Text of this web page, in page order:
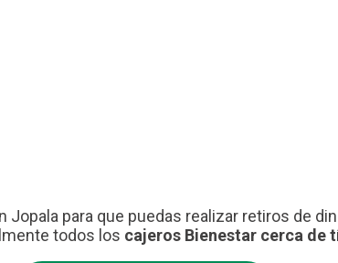
Jopala para que puedas realizar retiros de
todos los cajeros Bienestar cerca de